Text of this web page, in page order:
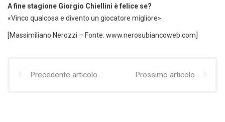
A fine stagione Giorgio Chiellini è felice se?
«Vinco qualcosa e divento un giocatore migliore».
[Massimiliano Nerozzi – Fonte: www.nerosubiancoweb.com]
Precedente articolo Prossimo articolo